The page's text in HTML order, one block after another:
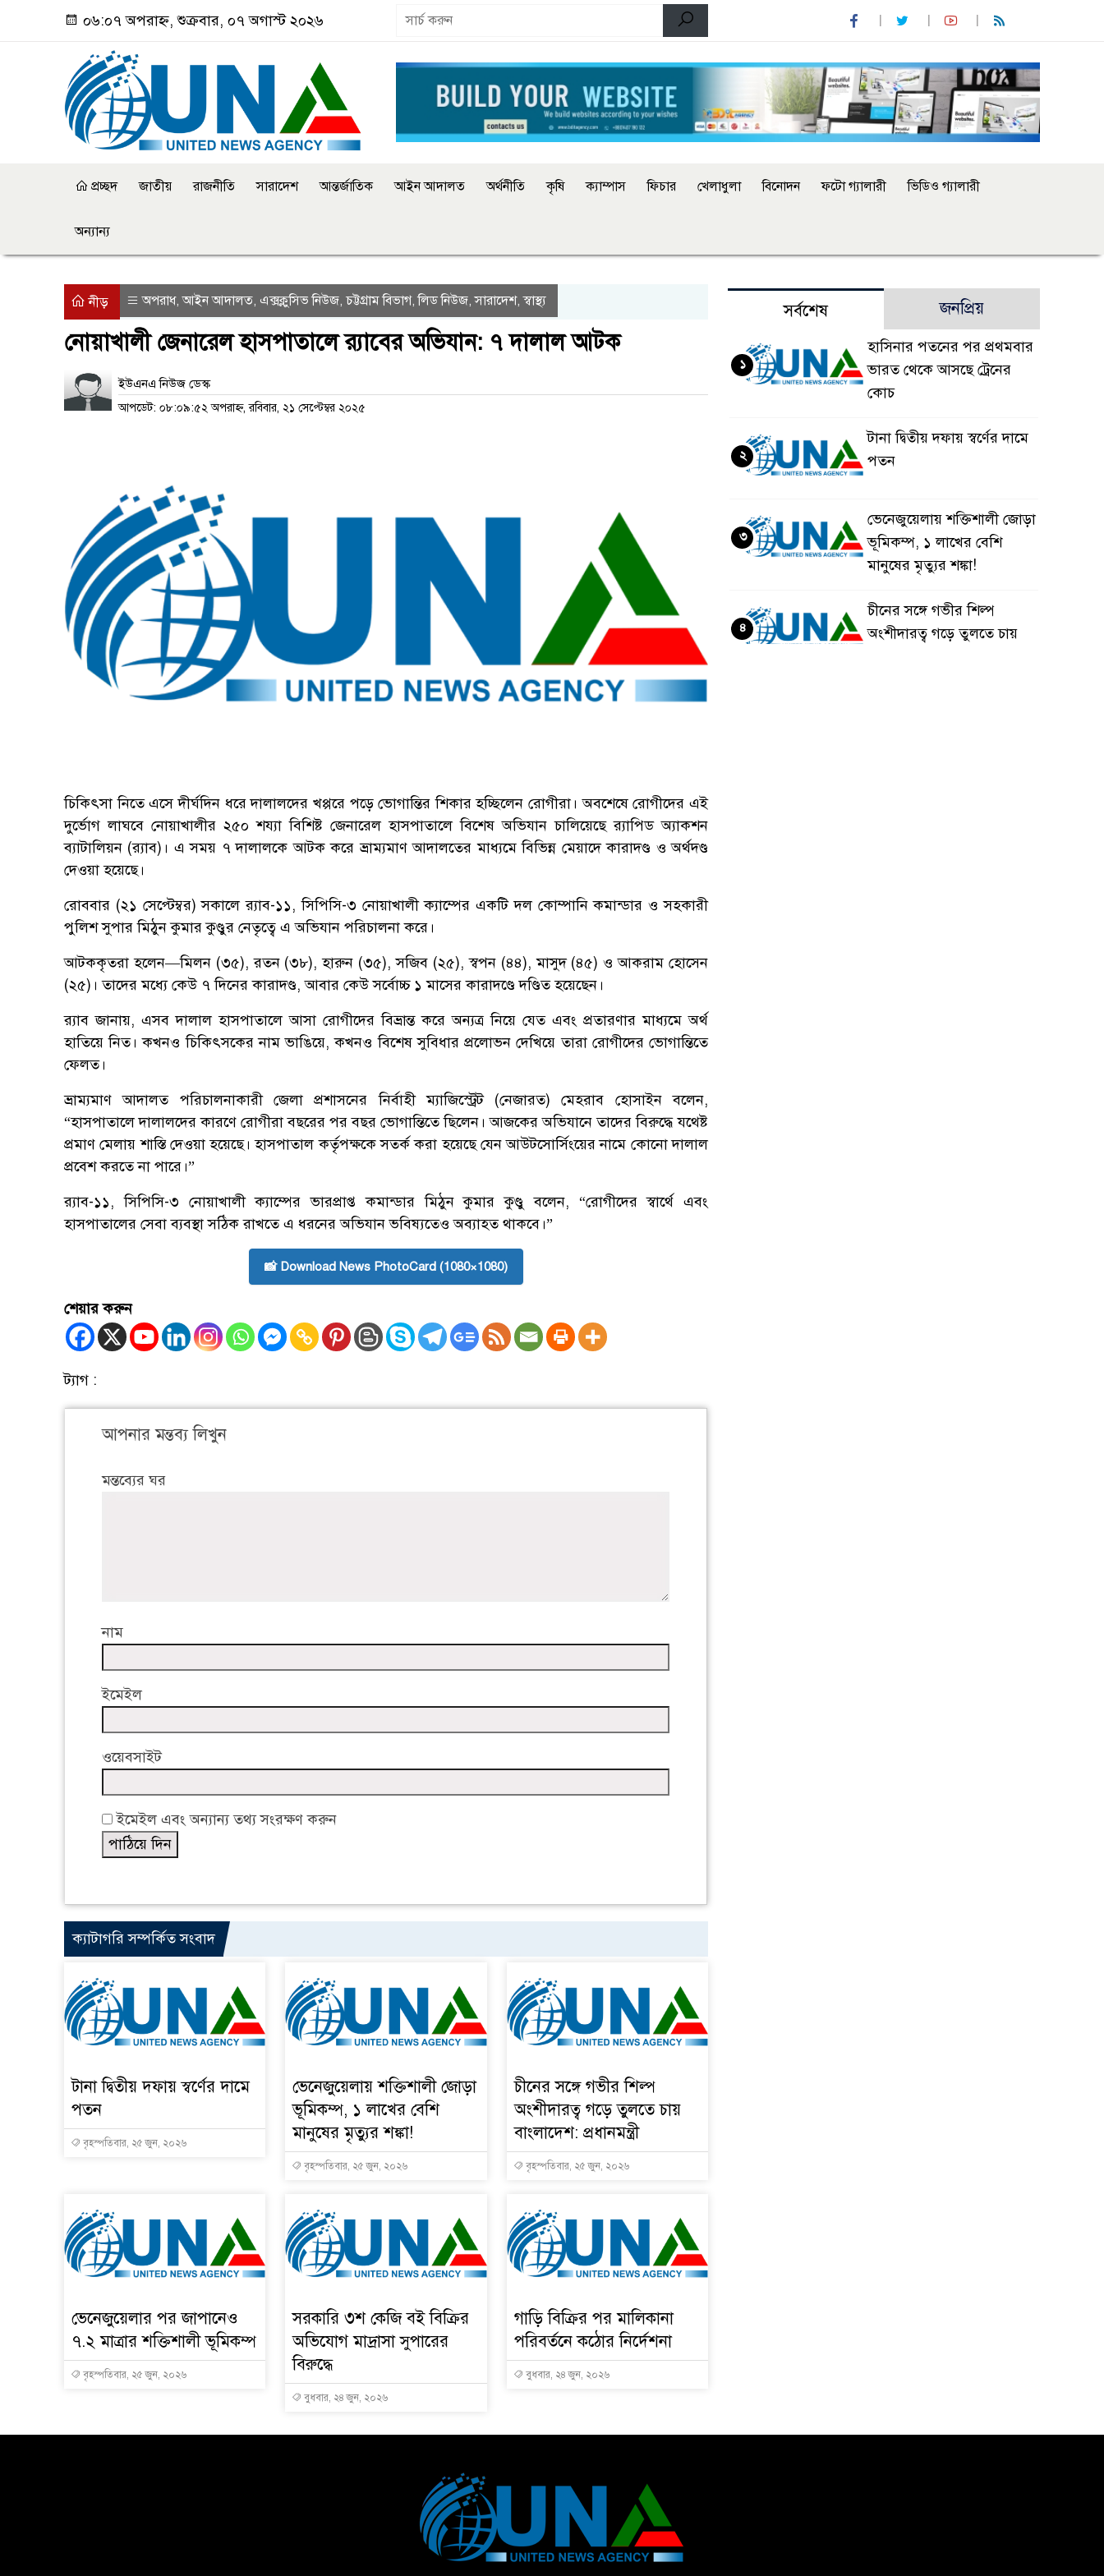
০৬:০৭ অপরাহ্ন, শুক্রবার, ০৭ অগাস্ট ২০২৬
প্রচ্ছদ জাতীয় রাজনীতি সারাদেশ আন্তর্জাতিক আইন আদালত অর্থনীতি কৃষি ক্যাম্পাস ফিচার খেলাধুলা বিনোদন ফটো গ্যালারী ভিডিও গ্যালারী
অন্যান্য
নীড় অপরাধ,আইন আদালত এক্সক্লুসিভ নিউজ চট্টগ্রাম বিভাগ,লিড নিউজ ,সারাদেশ,স্বাস্থ্য
নোয়াখালী জেনারেল হাসপাতালে র‌্যাবের অভিযান: ৭ দালাল আটক
ইউএনএ নিউজ ডেস্ক
আপডেট: ০৮:০৯:৫২ অপরাহ্ন, রবিবার, ২১ সেপ্টেম্বর ২০২৫
চিকিৎসা নিতে এসে দীর্ঘদিন ধরে দালালদের খপ্পরে পড়ে ভোগান্তির শিকার হচ্ছিলেন রোগীরা। অবশেষে রোগীদের এই
দুর্ভোগ লাঘবে নোয়াখালীর ২৫০ শয্যা বিশিষ্ট জেনারেল হাসপাতালে বিশেষ অভিযান চালিয়েছে র‌্যাপিড অ্যাকশন
ব্যাটালিয়ন (র‌্যাব)। এ সময় ৭ দালালকে আটক করে ভ্রাম্যমাণ আদালতের মাধ্যমে বিভিন্ন মেয়াদে কারাদণ্ড ও অর্থদণ্ড
দেওয়া হয়েছে।
রোববার (২১ সেপ্টেম্বর) সকালে র‌্যাব-১১, সিপিসি-৩ নোয়াখালী ক্যাম্পের একটি দল কোম্পানি কমান্ডার ও সহকারী
পুলিশ সুপার মিঠুন কুমার কুণ্ডুর নেতৃত্বে এ অভিযান পরিচালনা করে।
আটককৃতরা হলেন—মিলন (৩৫), রতন (৩৮), হারুন (৩৫), সজিব (২৫), স্বপন (৪৪), মাসুদ (৪৫) ও আকরাম হোসেন
(২৫)। তাদের মধ্যে কেউ ৭ দিনের কারাদণ্ড, আবার কেউ সর্বোচ্চ ১ মাসের কারাদণ্ডে দণ্ডিত হয়েছেন।
র‌্যাব জানায়, এসব দালাল হাসপাতালে আসা রোগীদের বিভ্রান্ত করে অন্যত্র নিয়ে যেত এবং প্রতারণার মাধ্যমে অর্থ
হাতিয়ে নিত। কখনও চিকিৎসকের নাম ভাঙিয়ে, কখনও বিশেষ সুবিধার প্রলোভন দেখিয়ে তারা রোগীদের ভোগান্তিতে
ফেলত।
ভ্রাম্যমাণ আদালত পরিচালনাকারী জেলা প্রশাসনের নির্বাহী ম্যাজিস্ট্রেট (নেজারত) মেহরাব হোসাইন বলেন,
“হাসপাতালে দালালদের কারণে রোগীরা বছরের পর বছর ভোগান্তিতে ছিলেন। আজকের অভিযানে তাদের বিরুদ্ধে যথেষ্ট
প্রমাণ মেলায় শাস্তি দেওয়া হয়েছে। হাসপাতাল কর্তৃপক্ষকে সতর্ক করা হয়েছে যেন আউটসোর্সিংয়ের নামে কোনো দালাল
প্রবেশ করতে না পারে।”
র‌্যাব-১১, সিপিসি-৩ নোয়াখালী ক্যাম্পের ভারপ্রাপ্ত কমান্ডার মিঠুন কুমার কুণ্ডু বলেন, “রোগীদের স্বার্থে এবং
হাসপাতালের সেবা ব্যবস্থা সঠিক রাখতে এ ধরনের অভিযান ভবিষ্যতেও অব্যাহত থাকবে।”
📸 Download News PhotoCard (1080×1080)
শেয়ার করুন
ট্যাগ :
আপনার মন্তব্য লিখুন
মন্তব্যের ঘর
নাম
ইমেইল
ওয়েবসাইট
ইমেইল এবং অন্যান্য তথ্য সংরক্ষণ করুন
ক্যাটাগরি সম্পর্কিত সংবাদ
টানা দ্বিতীয় দফায় স্বর্ণের দামে
পতন
বৃহস্পতিবার, ২৫ জুন, ২০২৬
ভেনেজুয়েলায় শক্তিশালী জোড়া
ভূমিকম্প, ১ লাখের বেশি
মানুষের মৃত্যুর শঙ্কা!
বৃহস্পতিবার, ২৫ জুন, ২০২৬
চীনের সঙ্গে গভীর শিল্প
অংশীদারত্ব গড়ে তুলতে চায়
বাংলাদেশ: প্রধানমন্ত্রী
বৃহস্পতিবার, ২৫ জুন, ২০২৬
ভেনেজুয়েলার পর জাপানেও
৭.২ মাত্রার শক্তিশালী ভূমিকম্প
বৃহস্পতিবার, ২৫ জুন, ২০২৬
সরকারি ৩শ কেজি বই বিক্রির
অভিযোগ মাদ্রাসা সুপারের
বিরুদ্ধে
বুধবার, ২৪ জুন, ২০২৬
গাড়ি বিক্রির পর মালিকানা
পরিবর্তনে কঠোর নির্দেশনা
বুধবার, ২৪ জুন, ২০২৬
সর্বশেষ জনপ্রিয়
হাসিনার পতনের পর প্রথমবার
ভারত থেকে আসছে ট্রেনের
কোচ
১
টানা দ্বিতীয় দফায় স্বর্ণের দামে
পতন
২
ভেনেজুয়েলায় শক্তিশালী জোড়া
ভূমিকম্প, ১ লাখের বেশি
মানুষের মৃত্যুর শঙ্কা!
৩
চীনের সঙ্গে গভীর শিল্প
অংশীদারত্ব গড়ে তুলতে চায়
৪